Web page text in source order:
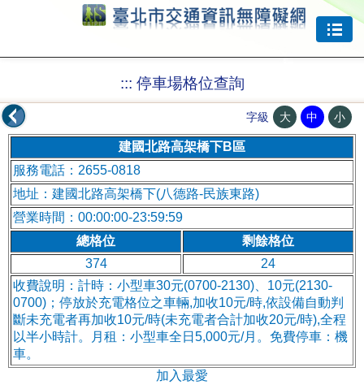
::: 停車場格位查詢
字級 大 中 小
建國北路高架橋下B區
服務電話：2655-0818
地址：建國北路高架橋下(八德路-民族東路)
營業時間：00:00:00-23:59:59
總格位
剩餘格位
374
24
收費說明：計時：小型車30元(0700-2130)、10元(2130-
0700)；停放於充電格位之車輛,加收10元/時,依設備自動判
斷未充電者再加收10元/時(未充電者合計加收20元/時),全程
以半小時計。月租：小型車全日5,000元/月。免費停車：機
車。
加入最愛